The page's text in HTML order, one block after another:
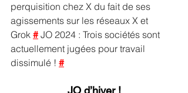
perquisition chez X du fait de ses
agissements sur les réseaux X et
Grok # JO 2024 : Trois sociétés sont
actuellement jugées pour travail
dissimulé ! #
JO d’hiver !